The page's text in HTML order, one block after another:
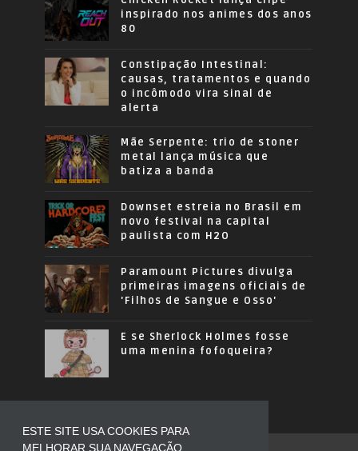
ESTE SITE USA COOKIES PARA
MELHORAR SUA NAVEGAÇÃO.
inspirado nos animes dos anos
80
Constipação Intestinal:
causas, tratamentos e quando
o incômodo vira sinal de
alerta
Mãe Serpente: trio de stoner
metal lança música que
batiza a banda
Downset estreia no Brasil em
novo festival na capital
paulista com H2O
Paramount Pictures divulga
primeiras imagens oficiais de
'Filhos de Sangue e Osso'
E se Sherlock Holmes fosse
uma menina fofoqueira?